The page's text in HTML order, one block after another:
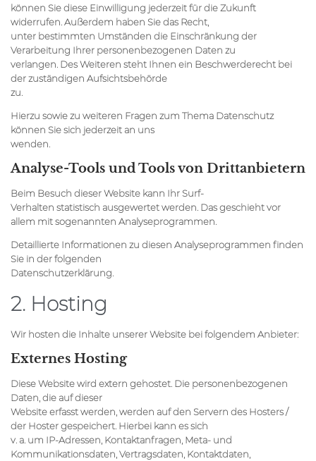
können Sie diese Einwilligung jederzeit für die Zukunft
widerrufen. Außerdem haben Sie das Recht,
unter bestimmten Umständen die Einschränkung der
Verarbeitung Ihrer personenbezogenen Daten zu
verlangen. Des Weiteren steht Ihnen ein Beschwerderecht bei
der zuständigen Aufsichtsbehörde
zu.
Hierzu sowie zu weiteren Fragen zum Thema Datenschutz
können Sie sich jederzeit an uns
wenden.
Analyse-Tools und Tools von Dritt­anbietern
Beim Besuch dieser Website kann Ihr Surf-
Verhalten statistisch ausgewertet werden. Das geschieht vor
allem mit sogenannten Analyseprogrammen.
Detaillierte Informationen zu diesen Analyseprogrammen finden
Sie in der folgenden
Datenschutzerklärung.
2. Hosting
Wir hosten die Inhalte unserer Website bei folgendem Anbieter:
Externes Hosting
Diese Website wird extern gehostet. Die personenbezogenen
Daten, die auf dieser
Website erfasst werden, werden auf den Servern des Hosters /
der Hoster gespeichert. Hierbei kann es sich
v. a. um IP-Adressen, Kontaktanfragen, Meta- und
Kommunikationsdaten, Vertragsdaten, Kontaktdaten,